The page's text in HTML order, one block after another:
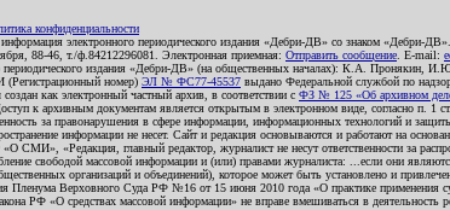
конфиденциальности
информация электронного периодического издания «Дебри-ДВ» со знаком
88-46, т./ф.84212296081. Электронная приемная: Отправить сообщение . E-mail:
периодического издания «Дебри-ДВ» (на общественных началах): К.А.
(Регистрационный номер) ЭЛ № ФС77-45537 выдано Федеральной службой по
как электронный частный архив, в соответствии с ФЗ № 125 «Об архивном
к архивным документам является открытым в электронном виде, согласно п. 1
за правонарушения в сфере информации, информационных технологий и
информации не несет. Сайт и редакция основываются и работают на
СМИ», «Редакция, главный редактор, журналист не несут ответственности за
свободой массовой информации и (или) правами журналиста: ...если они
организаций и объединений), которое может быть установлено и
Пленума Верховного Суда РФ №16 от 15 июня 2010 года «О практике применения
РФ «О средствах массовой информации» не вправе вмешиваться в деятельность